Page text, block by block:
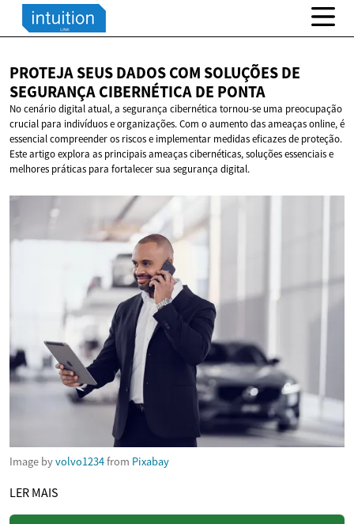
PROTEJA SEUS DADOS COM SOLUÇÕES DE
SEGURANÇA CIBERNÉTICADE PONTA
No cenário digital atual, a segurança cibernética tornou-se uma preocupação
crucial para indivíduos e organizações. Com o aumento das ameaças online, é
essencial compreender os riscos e implementar medidas eficazes de proteção.
Este artigo explora as principais ameaças cibernéticas, soluções essenciais e
melhores práticas para fortalecer sua segurança digital.
Image byvolvo1234from Pixabay
LER MAIS